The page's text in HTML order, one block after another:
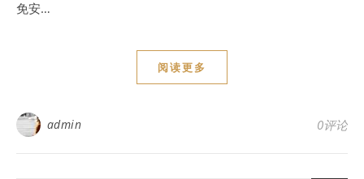
免安…
阅读更多
admin 0评论